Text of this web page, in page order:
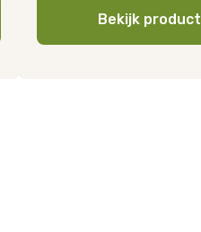
Bekijk product